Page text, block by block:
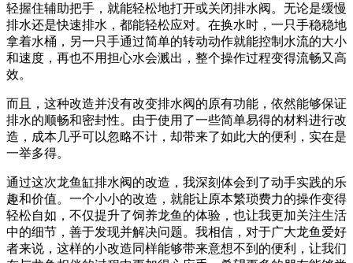
轻握住辅助把手，就能轻松地打开或关闭排水阀。无论是缓慢
排水还是快速排水，都能轻松应对。在换水时，一只手稳稳地
拿着水桶，另一只手通过简单的转动动作就能控制水流的大小
和速度，再也不用担心水会溅出，整个操作过程变得流畅又高
效。
而且，这种改造并没有改变排水阀的原有功能，依然能够保证
排水的顺畅和密封性。由于使用了一些简单易得的材料进行改
造，成本几乎可以忽略不计，却带来了如此大的便利，实在是
一举多得。
通过这次龙鱼缸排水阀的改造，我深刻体会到了动手实践的乐
趣和价值。一个小小的改造，就能让原本繁琐费力的操作变得
轻松自如，不仅提升了饲养龙鱼的体验，也让我更加关注生活
中的细节，善于发现并解决问题。我相信，对于广大龙鱼爱好
者来说，这样的小改造同样能够带来意想不到的便利，让我们